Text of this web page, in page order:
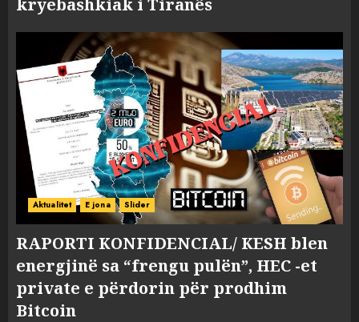
kryebashkiak i Tiranës
Aktualitet E jona Slider
RAPORTI KONFIDENCIAL/ KESH blen
energjinë sa “frengu pulën”, HEC -et
private e përdorin për prodhim
Bitcoin